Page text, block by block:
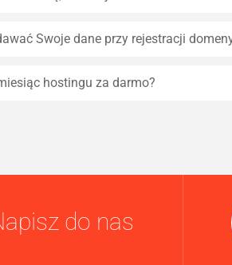
Swoje dane przy rejestracji
hostingu za darmo?
do nas